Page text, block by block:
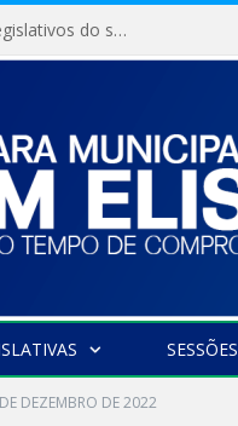
Câmara Municipal de Dom Eliseu abre os trabalhos legislativos do segundo semestre
SESSÕES
DEZEMBRO DE 2022